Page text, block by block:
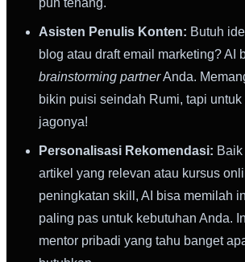
pun tenang.
Asisten Penulis Konten: Butuh
blog atau draft email marketing? AI
brainstorming partnerAnda.
bikin puisi seindah Rumi, tapi untuk
jagonya!
Personalisasi Rekomendasi:
artikel yang relevan atau kursus
peningkatan skill, AI bisa memilah
paling pas untuk kebutuhan Anda.
mentor pribadi yang tahu banget